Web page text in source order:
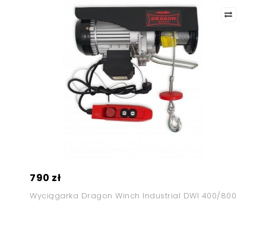
790 zł
Wyciągarka Dragon Winch Industrial DWI 400/800